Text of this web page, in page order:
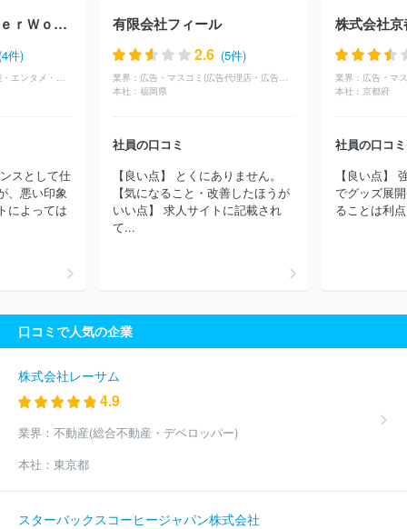
クノネット
株式会社サテライト 株式会社マーベラス
株式会社
コミット
株式会社ｄｏｕｂＬｅ
株式会社ＣＡＲＴＡ ＨＯＬＤ
ＩＮＧＳ
株式会社東京サウンド・プロダクシ
ョン
株式会社大河プロダクション 株式会社ＮＥＸＴＥＰ
株式
ＬＤ ＭＡＮＡＧＥＭＥＮＴ ＥＸＰＡＮＤ
株式会社グッデイ
コーポレーション
株式会社フロンティアワークス
株式会社ワサ
ビ
株式会社ボルテージ 株式会社クリエイティブパープル
株式
会社ドマーニ
株式会社ルミナクリエイト１２
株式会社センティ
式会社Ｉｎｆｉｎｉｔｙ１
株式会社エス・ケイ通信
式会社ザイオン
株式会社ＢＲＡＩＳＥ
株式会社ＣＢＣクリエイ
ション
株式会社ピー・ディー・ネットワーク
良
株式会社真面目
ｓｉｏｎ株式会社
株式会社ＣｌｏｖｅｒＷｏｒｋｓ
件)
スとして仕
、悪い印象
によっては
有限会社フィール
2.6 (5件)
業界：
本社： 福岡県
社員の口コミ
【良い点】 とくにありません。
【気になること・改善したほうが
いい点】 求人サイトに記載され
て...
株式会社
業界：
本社： 京都府
社員の口コミ
【良い点】
でグッズ展
ることは利
口コミで人気の企業
株式会社レーサム
4.9
業界： 不動産(総合不動産・デベロッパー)
本社： 東京都
スターバックスコーヒージャパン株式会社